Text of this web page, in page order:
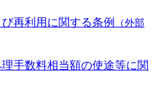
再利用に関する条例
（外部
手数料相当額の使途等に関